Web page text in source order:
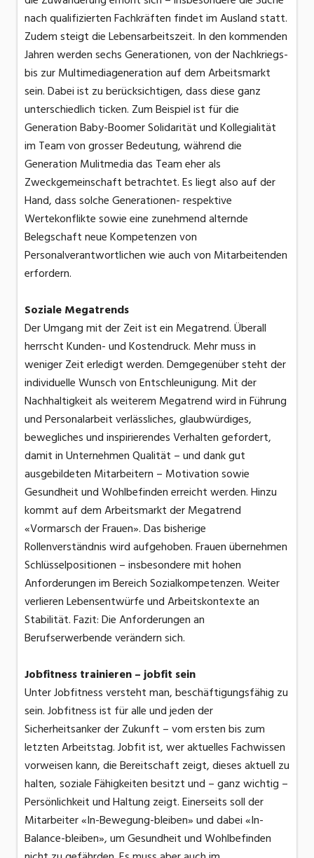
nach qualifizierten Fachkräften findet im Ausland statt.
Zudem steigt die Lebensarbeitszeit. In den kommenden
Jahren werden sechs Generationen, von der Nachkriegs-
bis zur Multimediageneration auf dem Arbeitsmarkt
sein. Dabei ist zu berücksichtigen, dass diese ganz
unterschiedlich ticken. Zum Beispiel ist für die
Generation Baby-Boomer Solidarität und Kollegialität
im Team von grosser Bedeutung, während die
Generation Mulitmedia das Team eher als
Zweckgemeinschaft betrachtet. Es liegt also auf der
Hand, dass solche Generationen- respektive
Wertekonflikte sowie eine zunehmend alternde
Belegschaft neue Kompetenzen von
Personalverantwortlichen wie auch von Mitarbeitenden
erfordern.
Soziale Megatrends
Der Umgang mit der Zeit ist ein Megatrend. Überall
herrscht Kunden- und Kostendruck. Mehr muss in
weniger Zeit erledigt werden. Demgegenüber steht der
individuelle Wunsch von Entschleunigung. Mit der
Nachhaltigkeit als weiterem Megatrend wird in Führung
und Personalarbeit verlässliches, glaubwürdiges,
bewegliches und inspirierendes Verhalten gefordert,
damit in Unternehmen Qualität – und dank gut
ausgebildeten Mitarbeitern – Motivation sowie
Gesundheit und Wohlbefinden erreicht werden. Hinzu
kommt auf dem Arbeitsmarkt der Megatrend
«Vormarsch der Frauen». Das bisherige
Rollenverständnis wird aufgehoben. Frauen übernehmen
Schlüsselpositionen – insbesondere mit hohen
Anforderungen im Bereich Sozialkompetenzen. Weiter
verlieren Lebensentwürfe und Arbeitskontexte an
Stabilität. Fazit: Die Anforderungen an
Berufserwerbende verändern sich.
Jobfitness trainieren – jobfit sein
Unter Jobfitness versteht man, beschäftigungsfähig zu
sein. Jobfitness ist für alle und jeden der
Sicherheitsanker der Zukunft – vom ersten bis zum
letzten Arbeitstag. Jobfit ist, wer aktuelles Fachwissen
vorweisen kann, die Bereitschaft zeigt, dieses aktuell zu
halten, soziale Fähigkeiten besitzt und – ganz wichtig –
Persönlichkeit und Haltung zeigt. Einerseits soll der
Mitarbeiter «In-Bewegung-bleiben» und dabei «In-
Balance-bleiben», um Gesundheit und Wohlbefinden